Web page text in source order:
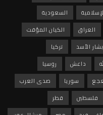
السعودية
العراق
الكيان المؤقت
بشار الأسد
تركيا
داعش
روسيا
سوريا
صدى العرب
فلسطين
قطر